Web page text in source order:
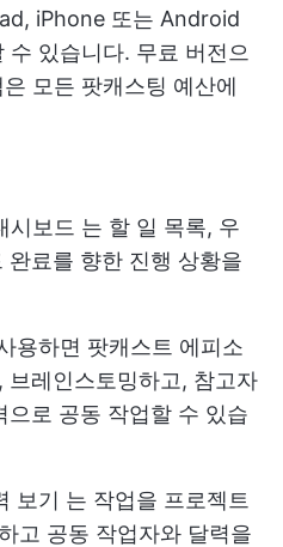
iPhone 또는 Android
있습니다. 무료 버전으
모든 팟캐스팅 예산에
시보드 는 할 일 목록, 우
완료를 향한 진행 상황을
용하면 팟캐스트 에피소
브레인스토밍하고, 참고자
으로 공동 작업할 수 있습
보기 는 작업을 프로젝트
고 공동 작업자와 달력을